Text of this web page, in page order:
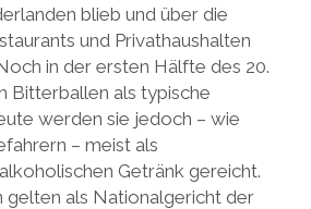
blieb und über die
und Privathaushalten
in der ersten Hälfte des 20.
Bitterballen als typische
werden sie jedoch – wie
– meist als
Getränk gereicht.
gelten als Nationalgericht der